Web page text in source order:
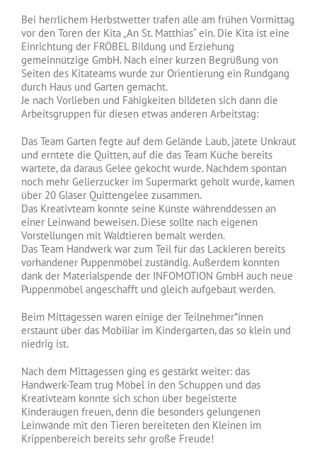
Bei herrlichem Herbstwetter trafen alle am frühen Vormittag
vor den Toren der Kita „An St. Matthias“ ein. Die Kita ist eine
Einrichtung der FRÖBEL Bildung und Erziehung
gemeinnützige GmbH. Nach einer kurzen Begrüßung von
Seiten des Kitateams wurde zur Orientierung ein Rundgang
durch Haus und Garten gemacht.
Je nach Vorlieben und Fähigkeiten bildeten sich dann die
Arbeitsgruppen für diesen etwas anderen Arbeitstag:
Das Team Garten fegte auf dem Gelände Laub, jätete Unkraut
und erntete die Quitten, auf die das Team Küche bereits
wartete, da daraus Gelee gekocht wurde. Nachdem spontan
noch mehr Gelierzucker im Supermarkt geholt wurde, kamen
über 20 Gläser Quittengelee zusammen.
Das Kreativteam konnte seine Künste währenddessen an
einer Leinwand beweisen. Diese sollte nach eigenen
Vorstellungen mit Waldtieren bemalt werden.
Das Team Handwerk war zum Teil für das Lackieren bereits
vorhandener Puppenmöbel zuständig. Außerdem konnten
dank der Materialspende der INFOMOTION GmbH auch neue
Puppenmöbel angeschafft und gleich aufgebaut werden.
Beim Mittagessen waren einige der Teilnehmer*innen
erstaunt über das Mobiliar im Kindergarten, das so klein und
niedrig ist.
Nach dem Mittagessen ging es gestärkt weiter: das
Handwerk-Team trug Möbel in den Schuppen und das
Kreativteam konnte sich schon über begeisterte
Kinderaugen freuen, denn die besonders gelungenen
Leinwände mit den Tieren bereiteten den Kleinen im
Krippenbereich bereits sehr große Freude!